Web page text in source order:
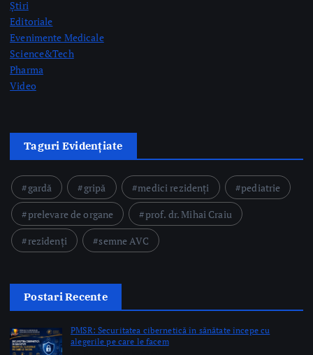
Taguri Evidențiate
gardă
prelevare de organe
Postari Recente
PMSR: Securitatea cibernetică în sănătate începe cu
alegerile pe care le facem
by Briana Teodorescu
întrerupt din cauza caniculei
by Briana Teodorescu